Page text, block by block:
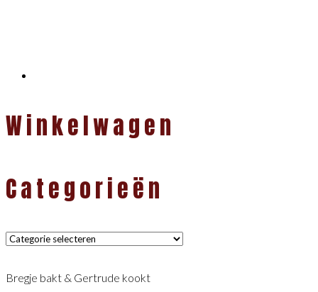
Winkelwagen
Categorieën
Categorieën
Bregje bakt & Gertrude kookt